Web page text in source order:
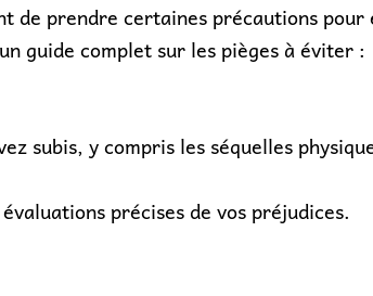
de prendre certaines précautions
guide complet sur les pièges à éviter :
subis, y compris les séquelles
précises de vos préjudices.